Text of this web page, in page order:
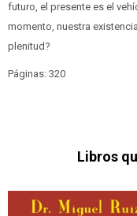
futuro, el presente es el
momento, nuestra
plenitud?
Páginas: 320
Libros